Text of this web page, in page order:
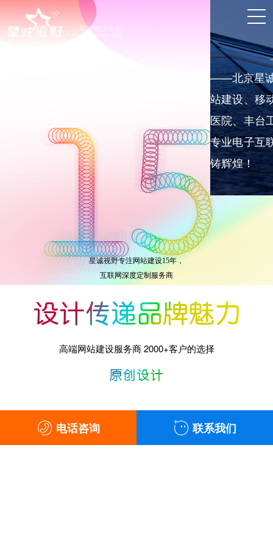
高端网站建设服务商 2000+客户的选择
星诚视野专注网站建设15年，
互联网深度定制服务商
电话咨询 联系我们
——北京星诚
站建设、移
医院、丰台
专业电子互
铸辉煌！